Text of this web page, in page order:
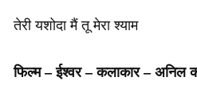
तेरी यशोदा मैं तू मेरा श्याम
फिल्म – ईश्वर – कलाकार – अनिल